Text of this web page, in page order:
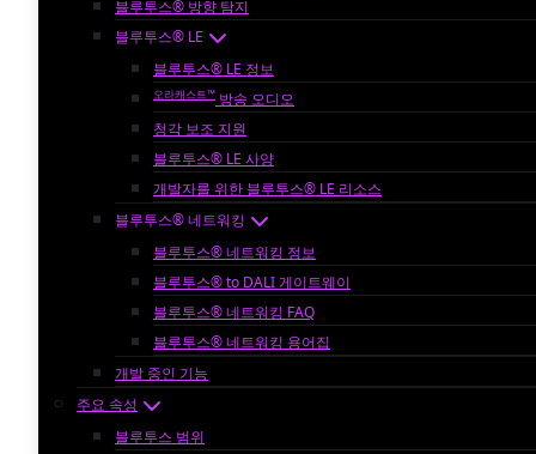
블루투스® 방향 탐지
블루투스® LE
블루투스® LE 정보
오라캐스트™ 방송 오디오
청각 보조 지원
블루투스® LE 사양
개발자를 위한 블루투스® LE 리소스
블루투스® 네트워킹
블루투스® 네트워킹 정보
블루투스® to DALI 게이트웨이
블루투스® 네트워킹 FAQ
블루투스® 네트워킹 용어집
개발 중인 기능
주요 속성
블루투스 범위